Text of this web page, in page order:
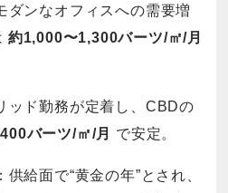
ダンなオフィスへの需要増
約1,000〜1,300バーツ/㎡/月
ッド勤務が定着し、CBDの
バーツ/㎡/月 で安定。
：供給面で“黄金の年”とされ、